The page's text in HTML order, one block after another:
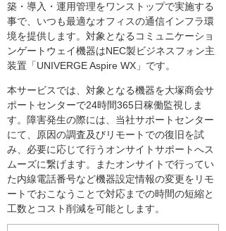
築・導入・運用管理をワンストップで実施する
事で、いつも最適なオフィスの通信インフラ環
境を提供します。対象となるコミュニケーショ
ンゲートウェイ機器はNEC製ビジネスフォン主
装置「UNIVERGE Aspire WX」です。
本サービスでは、対象となる機器を大塚商会サ
ポートセンターで24時間365日稼働監視しま
す。障害発生の際には、当社サポートセンター
にて、原因の調査及びリモートでの復旧を試
み、必要に応じて行うオンサイトサポートへス
ムーズに繋げます。またオンサイトで行ってい
た内線電話番号など機器設定情報の変更をリモ
ートでおこなうことで対応までの時間の短縮と
工数とコスト削減を可能とします。